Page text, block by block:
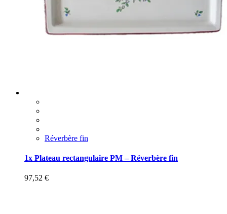
Réverbère fin
1x Plateau rectangulaire PM – Réverbère fin
97,52 €